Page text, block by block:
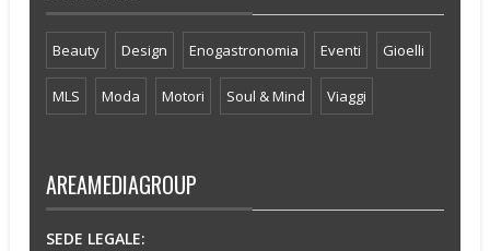
Beauty Design Enogastronomia Eventi Gioelli
MLS Moda Motori Soul & Mind Viaggi
AREAMEDIAGROUP
SEDE LEGALE: